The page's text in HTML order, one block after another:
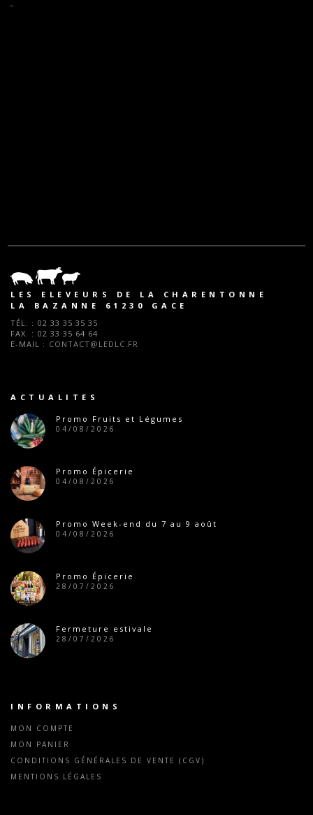
LES ELEVEURS DE LA CHARENTONNE
LA BAZANNE 61230 GACE
TÉL. : 02 33 35 35 35
FAX. : 02 33 35 64 64
E-MAIL : CONTACT@LEDLC.FR
ACTUALITES
Promo Fruits et Légumes
04/08/2026
Promo Épicerie
04/08/2026
Promo Week-end du 7 au 9 août
04/08/2026
Promo Épicerie
28/07/2026
Fermeture estivale
28/07/2026
INFORMATIONS
MON COMPTE
MON PANIER
CONDITIONS GÉNÉRALES DE VENTE (CGV)
MENTIONS LÉGALES